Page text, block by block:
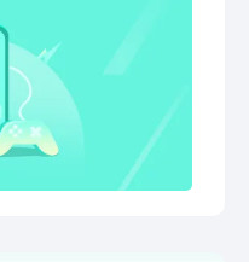
正T20V10；2.完美显
技术准确显示CAD图纸信
码困扰；3.轻松测量，测
面积、设比例，精准捕
4.一键同步，多种网盘供
、平板上随时保存、同步
5.轻松分享，支持微信、
、钉钉等第三方软件，
视角。工作过程中只要一
图纸查看，方便快捷。
制图：手机也可实现
创建图纸，即可进行图纸
段线、云线、圆形、矩
时提供正交墙面绘制和
制，直线自动校正超方